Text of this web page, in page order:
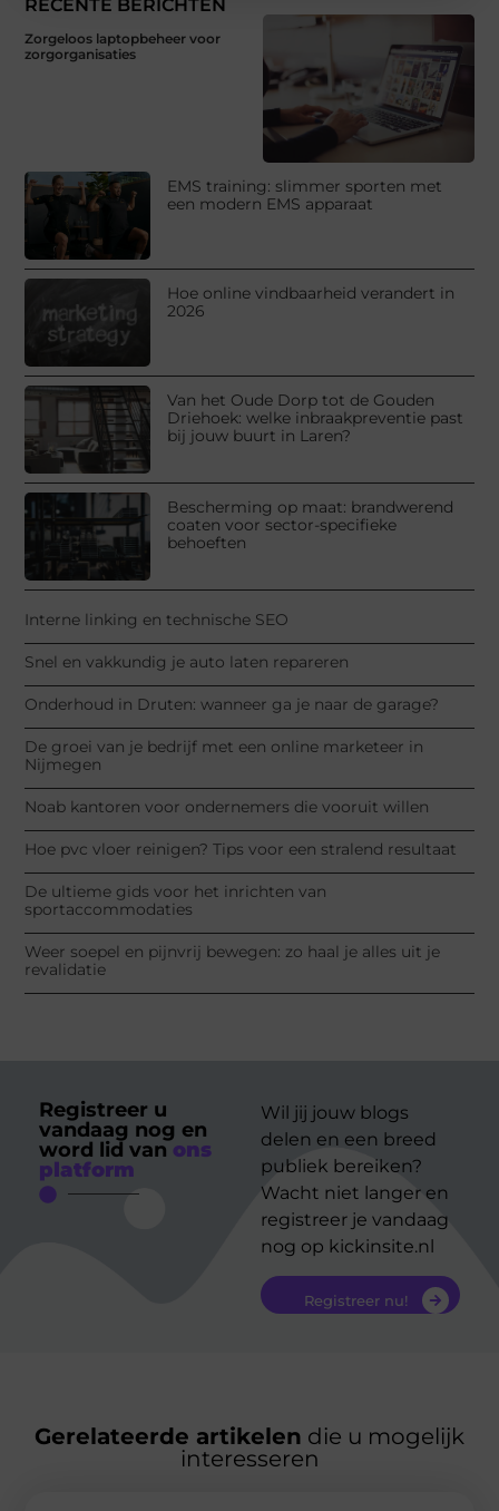
RECENTE BERICHTEN
Zorgeloos laptopbeheer voor
zorgorganisaties
EMS training: slimmer sporten met
een modern EMS apparaat
Hoe online vindbaarheid verandert in
2026
Van het Oude Dorp tot de Gouden
Driehoek: welke inbraakpreventie past
bij jouw buurt in Laren?
Bescherming op maat: brandwerend
coaten voor sector-specifieke
behoeften
Interne linking en technische SEO
Snel en vakkundig je auto laten repareren
Onderhoud in Druten: wanneer ga je naar de garage?
De groei van je bedrijf met een online marketeer in
Nijmegen
Noab kantoren voor ondernemers die vooruit willen
Hoe pvc vloer reinigen? Tips voor een stralend resultaat
De ultieme gids voor het inrichten van
sportaccommodaties
Weer soepel en pijnvrij bewegen: zo haal je alles uit je
revalidatie
Registreer u
vandaag nog en
word lid van ons
platform
Wil jij jouw blogs
delen en een breed
publiek bereiken?
Wacht niet langer en
registreer je vandaag
nog op kickinsite.nl
Registreer nu!
Gerelateerde artikelen die u mogelijk
interesseren